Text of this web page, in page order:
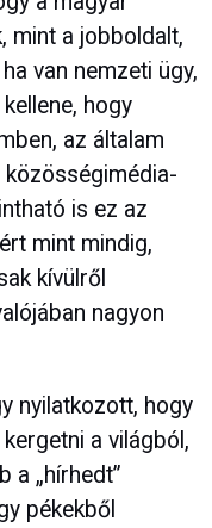
mint a jobboldalt,
van nemzeti ügy,
hogy
az általam
közösségimédia-
is ez az
mint mindig,
kívülről
nagyon
nyilatkozott, hogy
a világból,
a „hírhedt”
pékekből